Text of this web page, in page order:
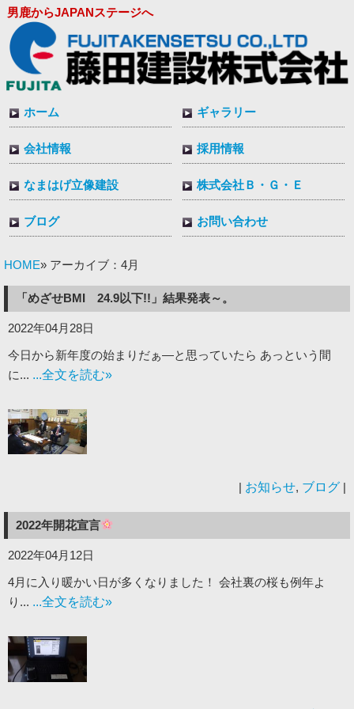
男鹿からJAPANステージへ
ホーム ギャラリー
会社情報 採用情報
なまはげ立像建設 株式会社Ｂ・Ｇ・Ｅ
ブログ お問い合わせ
HOME» アーカイブ：4月
「めざせBMI 24.9以下!!」結果発表～。
2022年04月28日
今日から新年度の始まりだぁ―と思っていたら あっという間
に... ...全文を読む»
| お知らせ, ブログ |
2022年開花宣言
2022年04月12日
4月に入り暖かい日が多くなりました！ 会社裏の桜も例年よ
り... ...全文を読む»